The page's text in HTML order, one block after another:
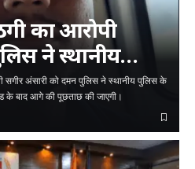
का आरोपी
ने स्थानीय
कार्रवाई
सगीर अंसारी को दमन पुलिस ने स्थानीय पुलिस के
के बाद आगे की पूछताछ की जाएगी।